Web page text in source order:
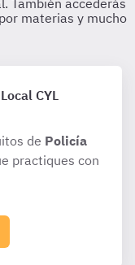
CYL
de Policía
practiques con